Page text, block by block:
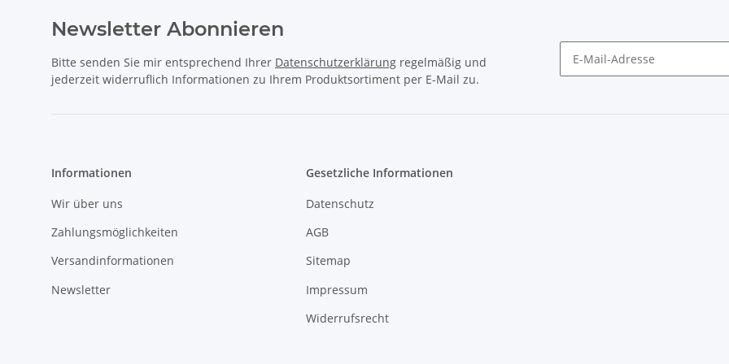
Newsletter Abonnieren
Bitte senden Sie mir entsprechend Ihrer Datenschutzerklärung regelmäßig und
jederzeit widerruflich Informationen zu Ihrem Produktsortiment per E-Mail zu.
Informationen
Wir über uns
Zahlungsmöglichkeiten
Versandinformationen
Newsletter
Gesetzliche Informationen
Datenschutz
AGB
Sitemap
Impressum
Widerrufsrecht